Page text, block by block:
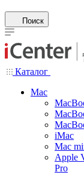
Поиск
Каталог
Mac
iMac
Mac
Apple
Pro